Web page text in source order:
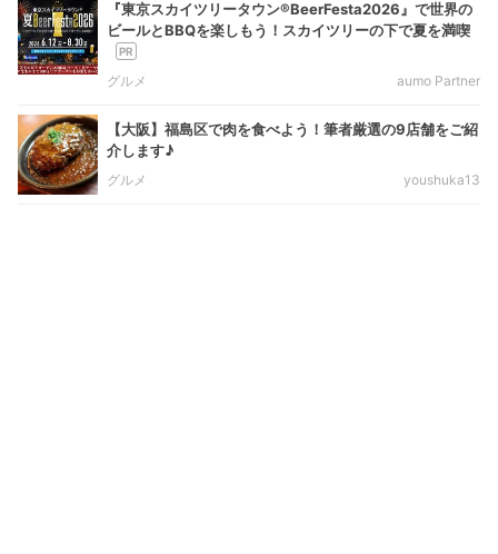
『東京スカイツリータウン®BeerFesta2026』で世界の
ビールとBBQを楽しもう！スカイツリーの下で夏を満喫
グルメ aumo Partner
【大阪】福島区で肉を食べよう！筆者厳選の9店舗をご紹
介します♪
グルメ youshuka13